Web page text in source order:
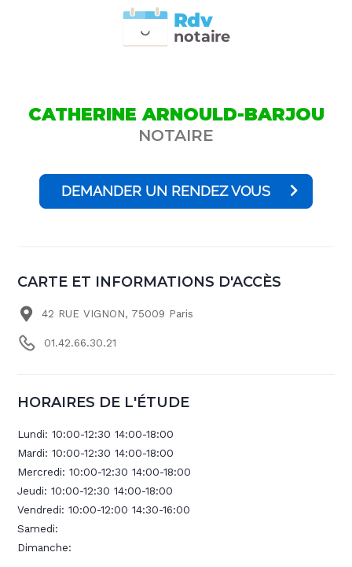
notaire
Rdv
CATHERINE ARNOULD-BARJOU
NOTAIRE
DEMANDER UN RENDEZ VOUS
CARTE ET INFORMATIONS D'ACCÈS
42 RUE VIGNON, 75009 Paris
01.42.66.30.21
HORAIRES DE L'ÉTUDE
Lundi:10:00-12:30 14:00-18:00
Mardi:10:00-12:30 14:00-18:00
Mercredi:10:00-12:30 14:00-18:00
Jeudi:10:00-12:30 14:00-18:00
Vendredi:10:00-12:00 14:30-16:00
Samedi:
Dimanche: